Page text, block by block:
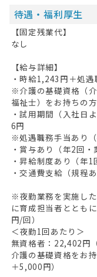
待遇・福利厚生
【固定残業代】
なし
【給与詳細】
・時給1,243円＋処遇
※介護の基礎資格（
福祉士）をお持ちの
・試用期間（入社日
6円
※処遇職務手当あり
・賞与あり（年2回・
・昇給制度あり（年1
・交通費支給（規程あ
※夜勤業務を実施し
に育成担当者ととも
円/回）
＜夜勤1回あたり＞
無資格者：22,402円
介護の基礎資格をお
＋5,000円）